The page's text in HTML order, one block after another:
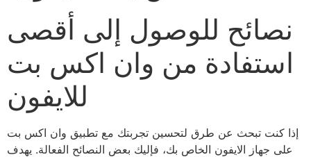
نصائح للوصول إلى أقصى
استفادة من وان اكس بت
للايفون
إذا كنت تبحث عن طرق لتحسين تجربتك مع تطبيق وان اكس بت
على جهاز الايفون الخاص بك، فإليك بعض النصائح الفعالة. يهدف